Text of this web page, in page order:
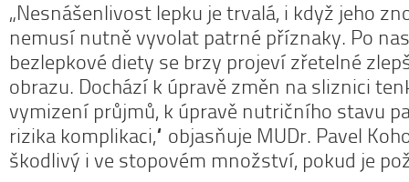
„Nesnášenlivost lepku je trvalá, i když jeho
nemusí nutně vyvolat patrné příznaky. Po
bezlepkové diety se brzy projeví zřetelné
obrazu. Dochází k úpravě změn na sliznici
vymizení průjmů, k úpravě nutričního stavu
rizika komplikaci,“ objasňuje MUDr. Pavel
škodlivý i ve stopovém množství, pokud je